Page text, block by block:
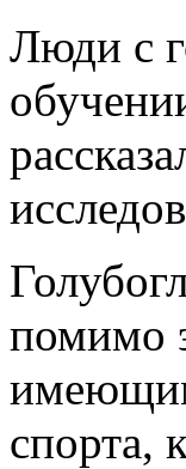
Люди с
помимо
спорта,